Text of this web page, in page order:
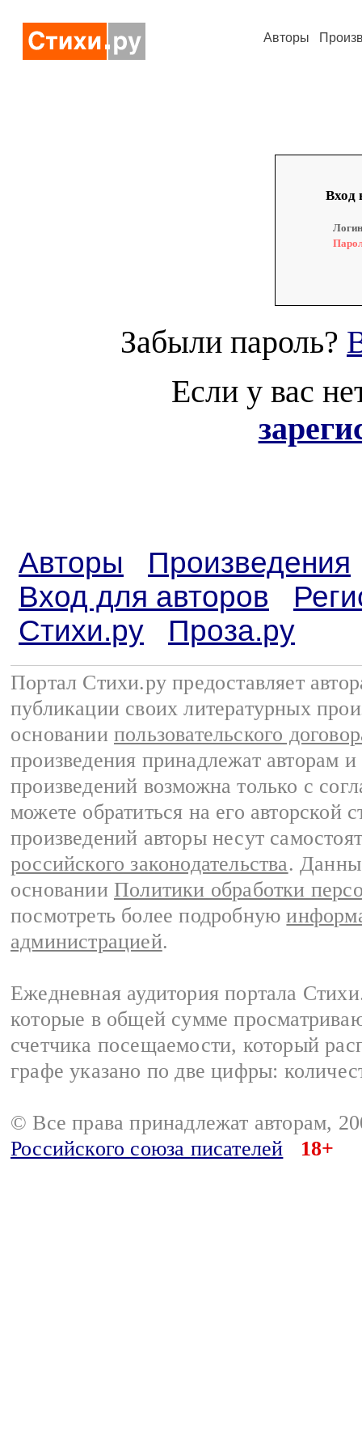
Авторы
Вход
Забыли пароль?
Если у вас
Авторы
Произведения
Вход для авторов
Стихи.ру
Проза.ру
Портал Стихи.ру предоставляет
публикации своих литературных
основании пользовательского
произведения принадлежат авторам
произведений возможна только с
можете обратиться на его авторской
произведений авторы несут
российского законодательства.
основании Политики обработки
посмотреть более подробную
администрацией.
Ежедневная аудитория портала
которые в общей сумме
счетчика посещаемости, который
графе указано по две цифры:
© Все права принадлежат авторам,
Российского союза писателей
18+